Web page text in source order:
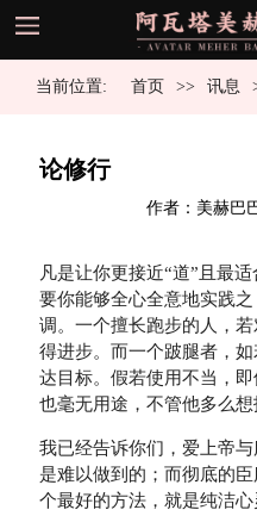
当前位置: 首页 讯息
论修行
作者：美赫巴
凡是让你更接近“道”且最
要你能够全心全意地实践
调。一个擅长跑步的人，
得进步。而一个跛腿者，
达目标。假若使用不当，
也毫无用途，不管他多么想
我已经告诉你们，爱上帝
是难以做到的；而彻底的
个最好的方法，就是纯洁